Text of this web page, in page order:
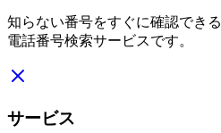
知らない番号をすぐに確認できる
電話番号検索サービスです。
サービス